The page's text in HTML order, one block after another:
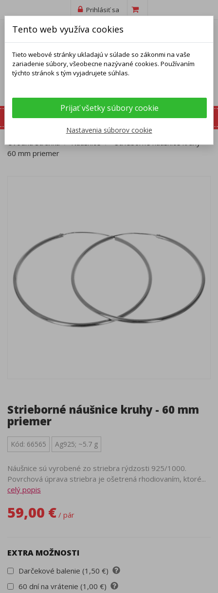
Prihlásiť sa
Úvodná stránka Náušnice
Strieborné náušnice kruhy -
60 mm priemer
Strieborné náušnice kruhy - 60 mm
priemer
Kód: 66565 Ag925; ~5.7 g
Náušnice sú vyrobené zo striebra rýdzosti 925/1000.
Povrchová úprava striebra je ošetrená rhodiovaním, ktoré...
celý popis
59,00 € / pár
EXTRA MOŽNOSTI
Darčekové balenie (1,50 €)
60 dní na vrátenie (1,00 €)
Tento web využíva cookies
Tieto webové stránky ukladajú v súlade so zákonmi na vaše
zariadenie súbory, všeobecne nazývané cookies. Používaním
týchto stránok s tým vyjadrujete súhlas.
Prijať všetky súbory cookie
Nastavenia súborov cookie